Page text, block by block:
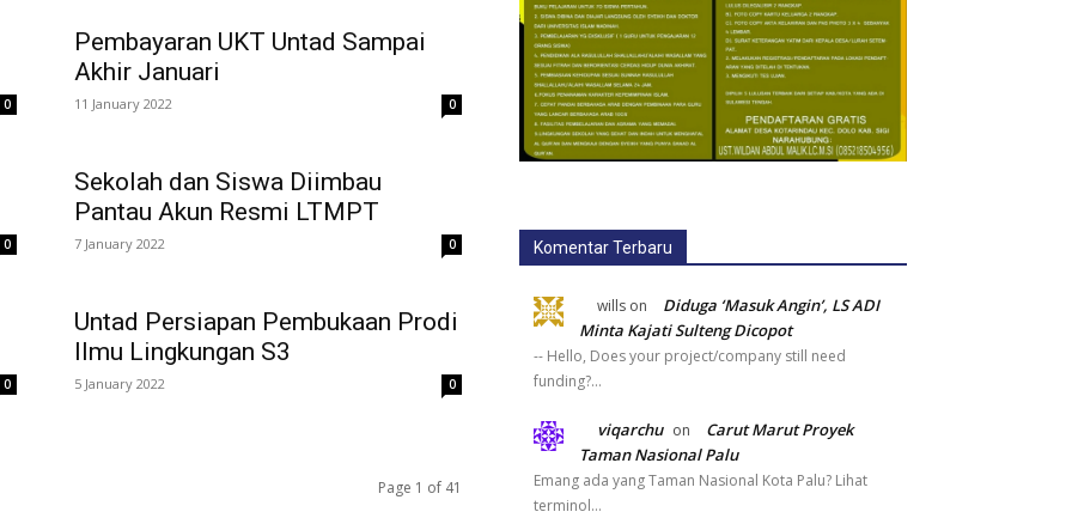
0
Pembayaran UKT Untad Sampai
Akhir Januari
11 January 2022 0
0
Sekolah dan Siswa Diimbau
Pantau Akun Resmi LTMPT
7 January 2022 0
0
Untad Persiapan Pembukaan Prodi
Ilmu Lingkungan S3
5 January 2022 0
Page 1 of 41
Komentar Terbaru
wills on
Diduga ‘Masuk Angin’, LS ADI
Minta Kajati Sulteng Dicopot
-- Hello, Does your project/company still need
funding?…
viqarchu on
Carut Marut Proyek
Taman Nasional Palu
Emang ada yang Taman Nasional Kota Palu? Lihat
terminol…